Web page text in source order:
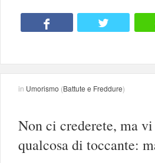
in Umorismo (Battute e Freddure)
Non ci crederete, ma
qualcosa di toccante: